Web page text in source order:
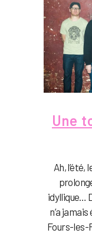
Une
Ah,
idyllique…
n’a
Fours-les-